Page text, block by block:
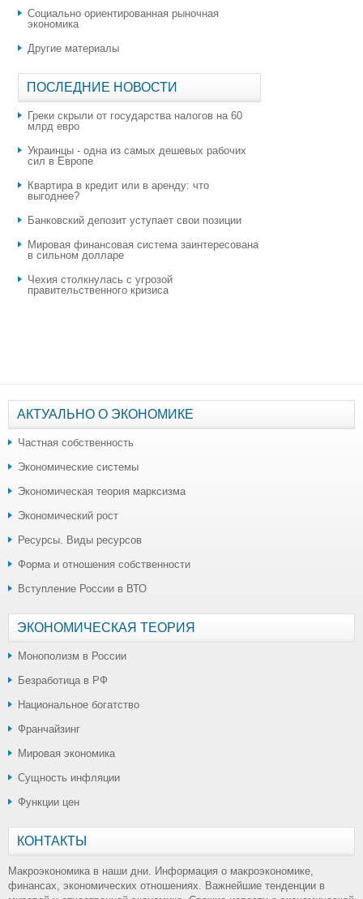
Социально ориентированная рыночная
экономика
Другие материалы
ПОСЛЕДНИЕ НОВОСТИ
Греки скрыли от государства налогов на 60
млрд евро
Украинцы - одна из самых дешевых рабочих
сил в Европе
Квартира в кредит или в аренду: что
выгоднее?
​Банковский депозит уступает свои позиции
Мировая финансовая система заинтересована
в сильном долларе
Чехия столкнулась с угрозой
правительственного кризиса
АКТУАЛЬНО О ЭКОНОМИКЕ
Частная собственность
Экономические системы
Экономическая теория марксизма
Экономический рост
Ресурсы. Виды ресурсов
Форма и отношения собственности
Вступление России в ВТО
ЭКОНОМИЧЕСКАЯ ТЕОРИЯ
Монополизм в России
Безработица в РФ
Национальное богатство
Франчайзинг
Мировая экономика
Сущность инфляции
Функции цен
КОНТАКТЫ
Макроэкономика в наши дни. Информация о макроэкономике,
финансах, экономических отношениях. Важнейшие тенденции в